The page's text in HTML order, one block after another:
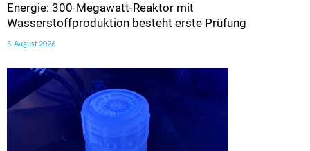
Energie: 300-Megawatt-Reaktor mit
Wasserstoffproduktion besteht erste Prüfung
5. August 2026